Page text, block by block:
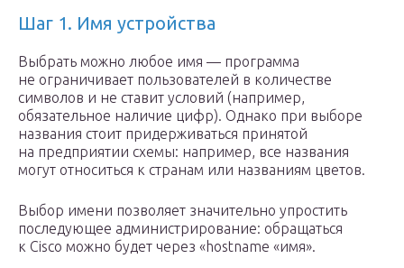
Шаг 1. Имя устройства
Выбрать можно любое имя — программа
не ограничивает пользователей в количестве
символов и не ставит условий (например,
обязательное наличие цифр). Однако при выборе
названия стоит придерживаться принятой
на предприятии схемы: например, все названия
могут относиться к странам или названиям цветов.
Выбор имени позволяет значительно упростить
последующее администрирование: обращаться
к Cisco можно будет через «hostname «имя».